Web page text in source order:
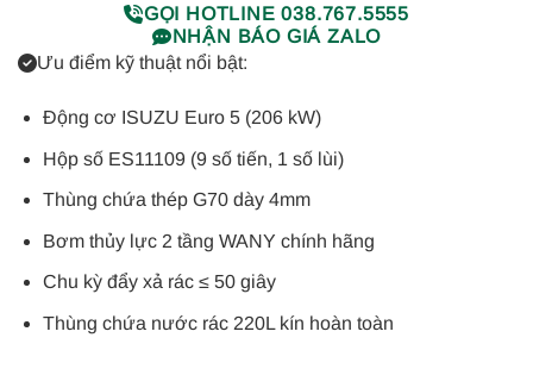
GỌI HOTLINE 038.767.5555
NHẬN BÁO GIÁ ZALO
Ưu điểm kỹ thuật nổi bật:
Động cơ ISUZU Euro 5 (206 kW)
Hộp số ES11109 (9 số tiến, 1 số lùi)
Thùng chứa thép G70 dày 4mm
Bơm thủy lực 2 tầng WANY chính hãng
Chu kỳ đẩy xả rác ≤ 50 giây
Thùng chứa nước rác 220L kín hoàn toàn